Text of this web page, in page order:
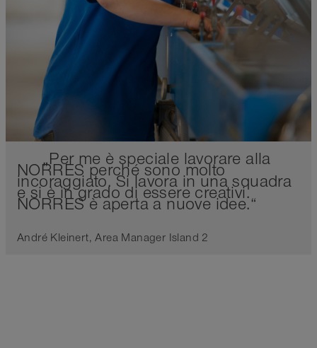
„Per me è speciale lavorare alla
NORRES perché sono molto
incoraggiato. Si lavora in una squadra
e si è in grado di essere creativi.
NORRES è aperta a nuove idee.“
André Kleinert, Area Manager Island 2